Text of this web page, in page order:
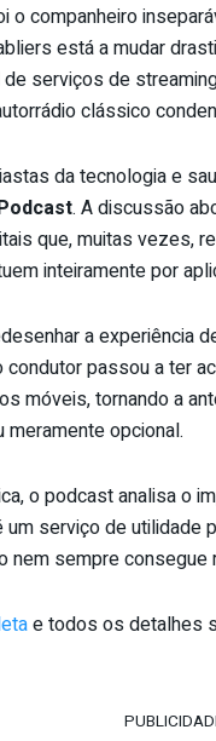
o companheiro
está a mudar
serviços de
clássico
da tecnologia e
. A discussão
que, muitas vezes,
inteiramente por
a experiência
condutor passou a ter
móveis, tornando a
opcional.
o podcast analisa o
serviço de utilidade
nem sempre consegue
e todos os detalhes